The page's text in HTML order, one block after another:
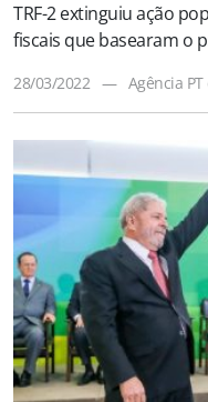
TRF-2 extinguiu ação
fiscais que basearam o
28/03/2022 — Agência